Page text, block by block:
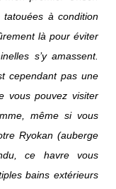
tatouées à condition
là pour éviter
s’y amassent.
cependant pas une
vous pouvez visiter
même si vous
Ryokan (auberge
ce havre vous
bains extérieurs